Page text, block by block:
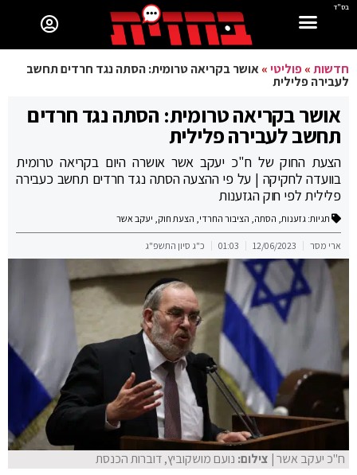
בס"ד
חדשות»פוליטי»אושר בקריאה טרומית: הסתה נגד חרדים תחשב
לעבירה פלילית
אושר בקריאה טרומית: הסתה נגד חרדים
תחשב לעבירה פלילית
הצעת החוק של ח"כ יעקב אשר אושרה היום בקריאה טרומית
בוועדה לחקיקה | על פי ההצעה הסתה נגד חרדים תחשב כעבירה
פלילית לפי חוק הגזענות
תגיות: גזענות, הסתה, הציבור החרדי, הצעת חוק, יעקב אשר
ארי מסר 12/06/2023
01:03 כ"ג סיון התשפ"ג
ח"כ יעקב אשר| צילום: נועם מושקוביץ, דוברות הכנסת